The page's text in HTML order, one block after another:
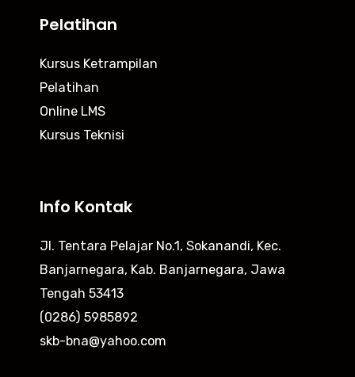
Pelatihan
Kursus Ketrampilan
Pelatihan
Online LMS
Kursus Teknisi
Info Kontak
Jl. Tentara Pelajar No.1, Sokanandi, Kec.
Banjarnegara, Kab. Banjarnegara, Jawa
Tengah 53413
(0286) 5985892
skb-bna@yahoo.com